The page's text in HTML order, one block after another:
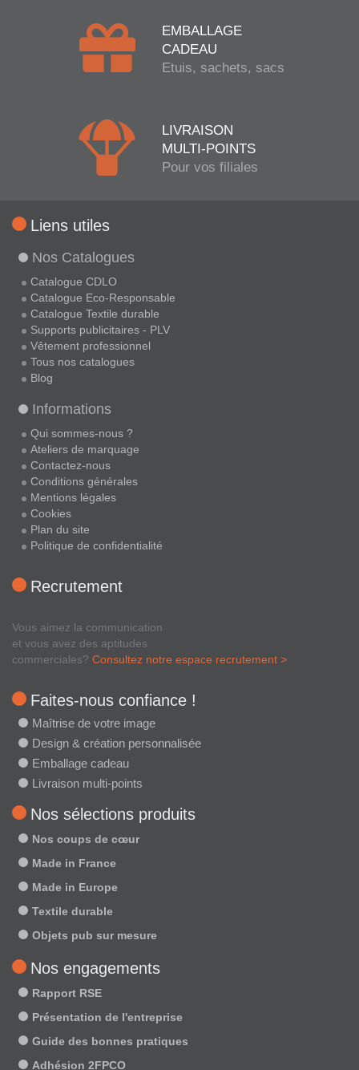
EMBALLAGE
CADEAU
Etuis, sachets, sacs
LIVRAISON
MULTI-POINTS
Pour vos filiales
Liens utiles
Nos Catalogues
Catalogue CDLO
Catalogue Eco-Responsable
Catalogue Textile durable
Supports publicitaires - PLV
Vêtement professionnel
Tous nos catalogues
Blog
Informations
Qui sommes-nous ?
Ateliers de marquage
Contactez-nous
Conditions générales
Mentions légales
Cookies
Plan du site
Politique de confidentialité
Recrutement
Vous aimez la communication
et vous avez des aptitudes
commerciales? Consultez notre espace recrutement >
Faites-nous confiance !
Maîtrise de votre image
Design & création personnalisée
Emballage cadeau
Livraison multi-points
Nos sélections produits
Nos coups de cœur
Made in France
Made in Europe
Textile durable
Objets pub sur mesure
Nos engagements
Rapport RSE
Présentation de l'entreprise
Guide des bonnes pratiques
Adhésion 2FPCO